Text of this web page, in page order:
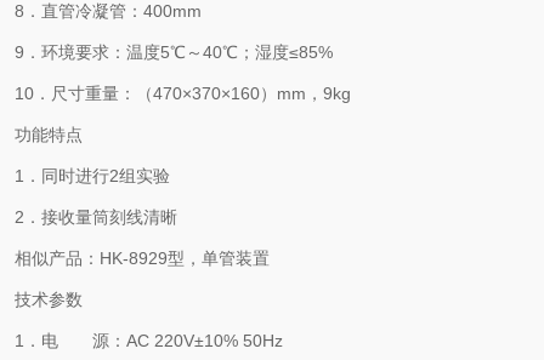
8．直管冷凝管：400mm
9．环境要求：温度5℃～40℃；湿度≤85%
10．尺寸重量：（470×370×160）mm，9kg
功能特点
1．同时进行2组实验
2．接收量筒刻线清晰
相似产品：HK-8929型，单管装置
技术参数
1．电 源：AC 220V±10% 50Hz